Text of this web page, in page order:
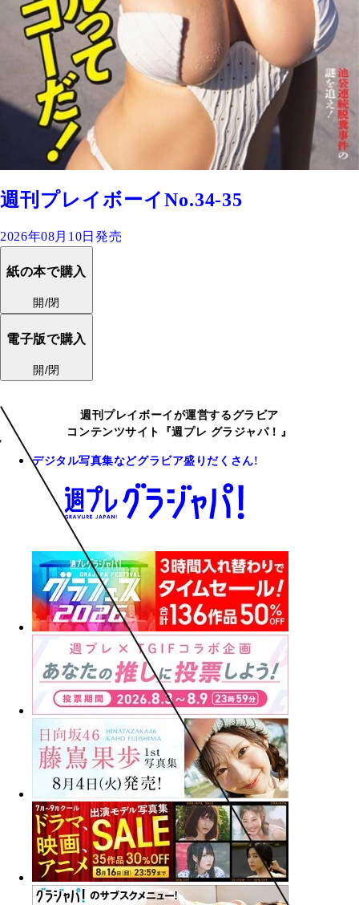
週刊プレイボーイNo.34-35
2026年08月10日発売
紙の本で購入
開/閉
電子版で購入
開/閉
週刊プレイボーイが運営するグラビア
コンテンツサイト『週プレ グラジャパ！』
デジタル写真集などグラビア盛りだくさん!